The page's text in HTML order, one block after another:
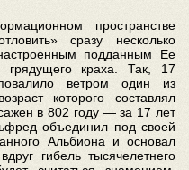
пространстве
сразу несколько
подданным Ее
грядущего краха. Так, 17
ветром один из
которого составлял
в 802 году — за 17 лет
объединил под своей
Альбиона и основал
гибель тысячелетнего